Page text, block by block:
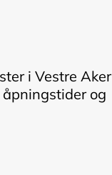
i Vestre Aker
og